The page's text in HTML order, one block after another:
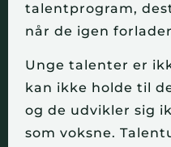
talentprogram,
når de igen
Unge talenter er
kan ikke holde til
og de udvikler sig
som voksne.